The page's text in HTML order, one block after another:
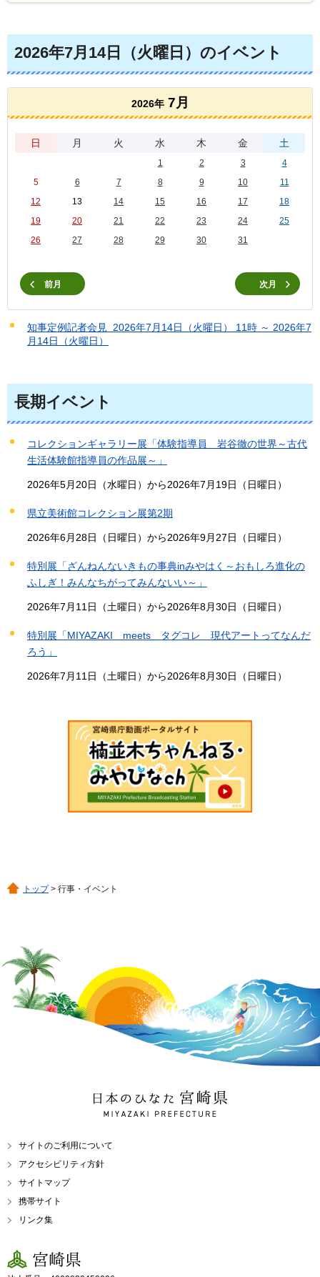
2026年7月14日（火曜日）のイベント
2026年 7月
日 月 火 水 木 金 土
1 2 3
4
5
6 7 8 9 10
11
12
13 14 15 16 17
18
19
20 21 22 23 24
25
26
27 28 29 30 31
前月 次月
知事定例記者会見 2026年7月14日（火曜日） 11時 ～ 2026年7
月14日（火曜日）
長期イベント
コレクションギャラリー展「体験指導員 岩谷徹の世界～古代
生活体験館指導員の作品展～」
2026年5月20日（水曜日）から2026年7月19日（日曜日）
県立美術館コレクション展第2期
2026年6月28日（日曜日）から2026年9月27日（日曜日）
特別展「ざんねんないきもの事典inみやはく～おもしろ進化の
ふしぎ！みんなちがってみんないい～」
2026年7月11日（土曜日）から2026年8月30日（日曜日）
特別展「MIYAZAKI meets タグコレ 現代アートってなんだ
ろう」
2026年7月11日（土曜日）から2026年8月30日（日曜日）
トップ> 行事・イベント
日本のひなた 宮崎県
MIYAZAKI PREFECTURE
サイトのご利用について
アクセシビリティ方針
サイトマップ
携帯サイト
リンク集
宮崎県